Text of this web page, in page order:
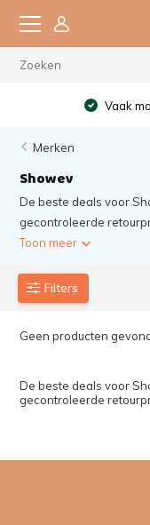
Vaak
Merken
Showev
De beste deals voor
gecontroleerde
Toon meer
Filters
Geen producten
De beste deals voor
gecontroleerde